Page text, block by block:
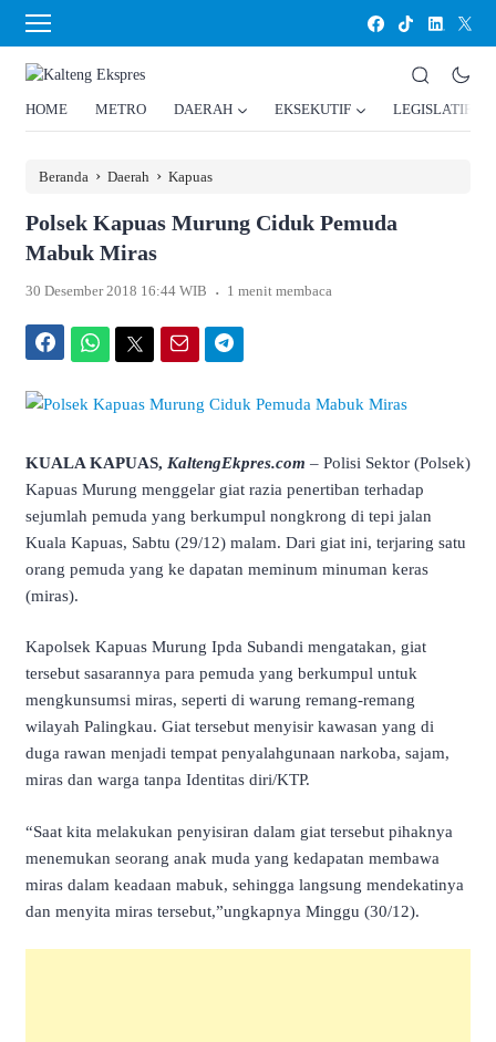
HOME METRO DAERAH EKSEKUTIF LEGISLATIF
Beranda › Daerah › Kapuas
Polsek Kapuas Murung Ciduk Pemuda
Mabuk Miras
30 Desember 2018 16:44 WIB . 1 menit membaca
KUALA KAPUAS, KaltengEkpres.com – Polisi Sektor (Polsek)
Kapuas Murung menggelar giat razia penertiban terhadap
sejumlah pemuda yang berkumpul nongkrong di tepi jalan
Kuala Kapuas, Sabtu (29/12) malam. Dari giat ini, terjaring satu
orang pemuda yang ke dapatan meminum minuman keras
(miras).
Kapolsek Kapuas Murung Ipda Subandi mengatakan, giat
tersebut sasarannya para pemuda yang berkumpul untuk
mengkunsumsi miras, seperti di warung remang-remang
wilayah Palingkau. Giat tersebut menyisir kawasan yang di
duga rawan menjadi tempat penyalahgunaan narkoba, sajam,
miras dan warga tanpa Identitas diri/KTP.
“Saat kita melakukan penyisiran dalam giat tersebut pihaknya
menemukan seorang anak muda yang kedapatan membawa
miras dalam keadaan mabuk, sehingga langsung mendekatinya
dan menyita miras tersebut,”ungkapnya Minggu (30/12).